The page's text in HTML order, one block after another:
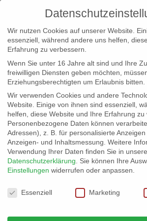
info@erfolgreich-events.de
+4940 46 777 230
Wir nutzen Cookies auf unserer Website.
essenziell, während andere uns helfen,
Erfahrung zu verbessern.
Wenn Sie unter 16 Jahre alt sind und Ihre
freiwilligen Diensten geben möchten,
Erziehungsberechtigten um Erlaubnis bitten.
Wir verwenden Cookies und andere
Website. Einige von ihnen sind essenziell,
helfen, diese Website und Ihre Erfahrung zu
Personenbezogene Daten können
Adressen), z. B. für personalisierte
Anzeigen- und Inhaltsmessung. Weitere
Verwendung Ihrer Daten finden Sie in
Datenschutzerklärung
Sie können Ihre
Einstellungen widerrufen oder anpassen.
Datenschutzeinstellungen
Essenziell Marketing